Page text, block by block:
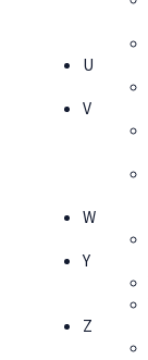
U
V
W
Y
Z